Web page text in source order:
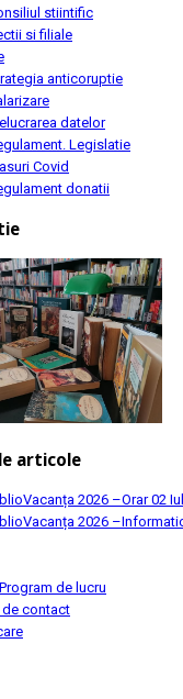
stiintific
si filiale
anticoruptie
datelor
Legislatie
Covid
donatii
articole
2026 –Orar02
2026
de lucru
de contact